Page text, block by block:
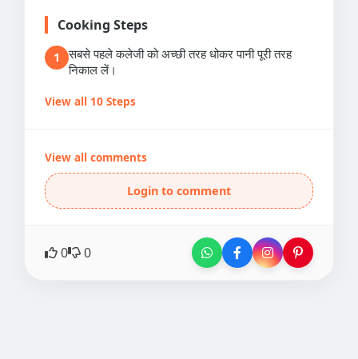
Cooking Steps
1
सबसे पहले कलेजी को अच्छी तरह धोकर पानी पूरी तरह
निकाल लें।
View all 10 Steps
View all comments
Login to comment
0 0